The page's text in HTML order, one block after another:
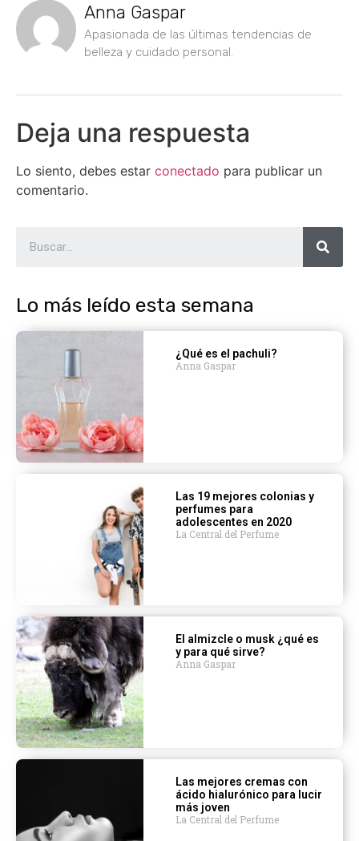
Anna Gaspar
Apasionada de las últimas tendencias de
belleza y cuidado personal.
Deja una respuesta
Lo siento, debes estar conectado para publicar un
comentario.
Lo más leído esta semana
¿Qué es el pachuli?
Anna Gaspar
Las 19 mejores colonias y
perfumes para
adolescentes en 2020
La Central del Perfume
El almizcle o musk ¿qué es
y para qué sirve?
Anna Gaspar
Las mejores cremas con
ácido hialurónico para lucir
más joven
La Central del Perfume